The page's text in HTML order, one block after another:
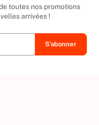
toutes nos promotions
arrivées !